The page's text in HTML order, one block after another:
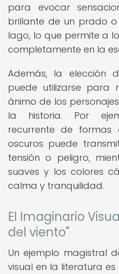
para evocar
brillante de un prado
lago, lo que permite a
completamente en la
Además, la elección
puede utilizarse para
ánimo de los
la historia. Por
recurrente de formas
oscuros puede
tensión o peligro,
suaves y los colores
calma y tranquilidad.
El Imaginario
del viento"
Un ejemplo magistral
visual en la literatura